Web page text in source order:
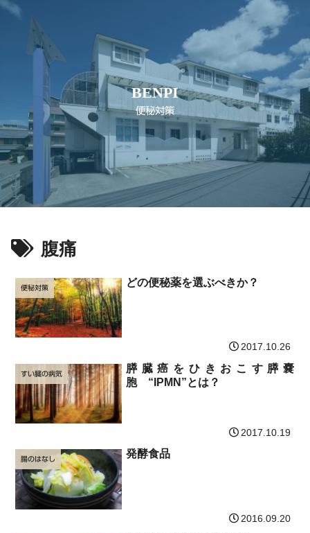
BENPI
便秘対策
腹痛
便秘対策 どの便秘薬を選ぶべきか？
2017.10.26
すい臓の病気
膵臓癌をひきおこす膵嚢
胞 “IPMN”とは？
2017.10.19
腸のはなし 発酵食品
2016.09.20